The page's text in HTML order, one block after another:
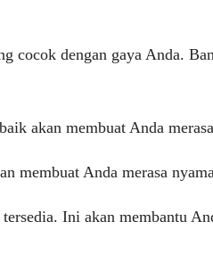
cocok dengan gaya Anda.
akan membuat Anda
membuat Anda merasa
Ini akan membantu